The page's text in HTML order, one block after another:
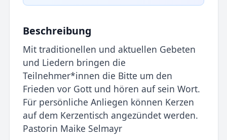
Beschreibung
Mit traditionellen und aktuellen Gebeten
und Liedern bringen die
Teilnehmer*innen die Bitte um den
Frieden vor Gott und hören auf sein Wort.
Für persönliche Anliegen können Kerzen
auf dem Kerzentisch angezündet werden.
Pastorin Maike Selmayr